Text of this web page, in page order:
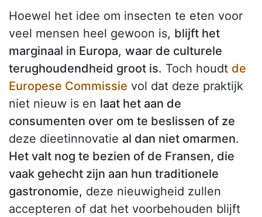
Hoewel het idee om insecten te eten voor
veel mensen heel gewoon is, blijft het
marginaal in Europa, waar de culturele
terughoudendheid groot is. Toch houdt de
Europese Commissie vol dat deze praktijk
niet nieuw is en laat het aan de
consumenten over om te beslissen of ze
deze dieetinnovatie al dan niet omarmen.
Het valt nog te bezien of de Fransen, die
vaak gehecht zijn aan hun traditionele
gastronomie, deze nieuwigheid zullen
accepteren of dat het voorbehouden blijft